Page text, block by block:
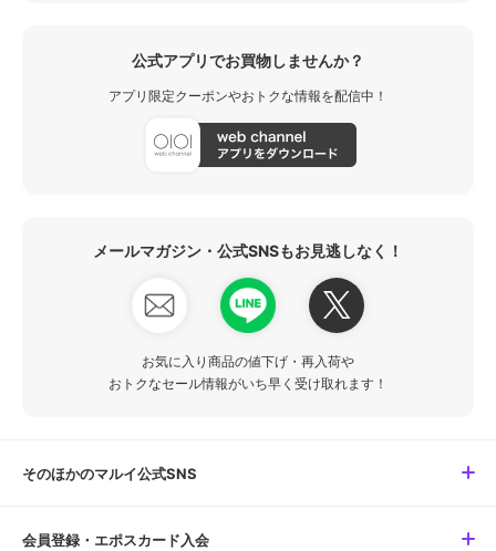
公式アプリでお買物しませんか？
アプリ限定クーポンやおトクな情報を配信中！
メールマガジン・公式SNSもお見逃しなく！
お気に入り商品の値下げ・再入荷や
おトクなセール情報がいち早く受け取れます！
そのほかのマルイ公式SNS
会員登録・エポスカード入会